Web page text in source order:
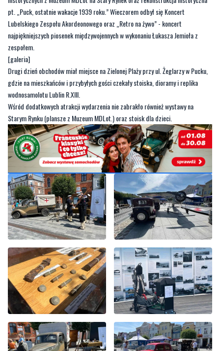
pt. „Puck, ostatnie wakacje 1939 roku.” Wieczorem odbył się Koncert
Lubelskiego Zespołu Akordeonowego oraz „Retro na żywo” - koncert
najpiękniejszych piosenek międzywojennych w wykonaniu Łukasza Jemioła z
zespołem.
[galeria]
Drugi dzień obchodów miał miejsce na Zielonej Plaży przy ul. Żeglarzy w Pucku,
gdzie na mieszkańców i przybyłych gości czekały stoiska, dioramy i replika
wodnosamolotu Lublin R.XIII.
Wśród dodatkowych atrakcji wydarzenia nie zabrakło również wystawy na
Starym Rynku (plansze z Muzeum MDLot.) oraz stoisk dla dzieci.